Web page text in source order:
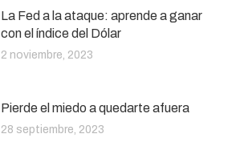
La Fed a la ataque: aprende a ganar
con el índice del Dólar
2 noviembre, 2023
Pierde el miedo a quedarte afuera
28 septiembre, 2023